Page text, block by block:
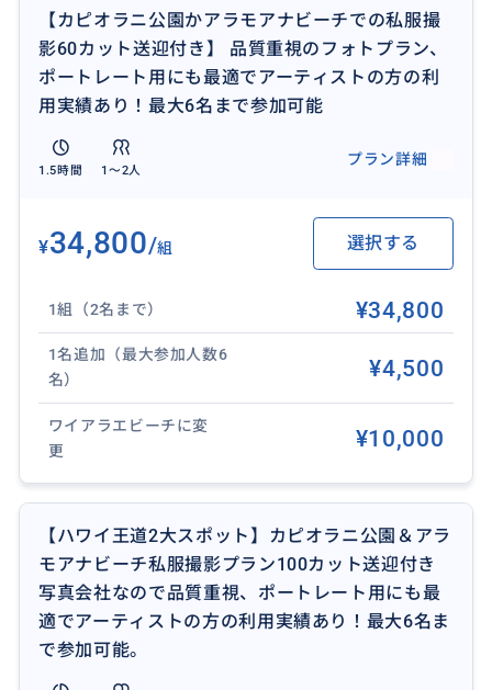
ワイキキの喧騒から離れたローカルに愛される穏やか
なビーチ。波が静かなので足元だけ海に浸しながら海
辺を歩く自然な撮影がしやすいのが特徴です。青い海
と白い砂浜が広がる王道ロケーションで、ファミリー
でも安心して楽しめる落ち着いた雰囲気が魅力です。
カピオラニパークかアラモアナビーチの2つの中から1
ワイアラエビーチに変更も可能（追加料金がかかりま
を求める方に人気の穴場ロケーション。
観光地の喧騒から離れた静かな雰囲気と、透明度の高
い海が魅力で、特別感のあるハワイフォトを残したい
方にぴったりです。人が少ないため、自然体の表情や
ゆったりとした時間を感じる写真が撮りやすいのもポ
イント。
一方で、風が強くなることがあるため、ヘアスタイル
1名での参加の場合は同額になりますが枚数を増やして
対応、極力多く渡せるように努力いたします。
【プランのポイント】
【カピオラニ公園かアラモアナビーチでの私服撮
影60カット送迎付き】 品質重視のフォトプラン、
ポートレート用にも最適でアーティストの方の利
用実績あり！最大6名まで参加可能
1.5時間 1〜2人
プラン詳細
¥34,800/組 選択する
1組（2名まで） ¥34,800
1名追加（最大参加人数6
名）
¥4,500
ワイアラエビーチに変
更
¥10,000
【ハワイ王道2大スポット】カピオラニ公園＆アラ
モアナビーチ私服撮影プラン100カット送迎付き
写真会社なので品質重視、ポートレート用にも最
適でアーティストの方の利用実績あり！最大6名ま
で参加可能。